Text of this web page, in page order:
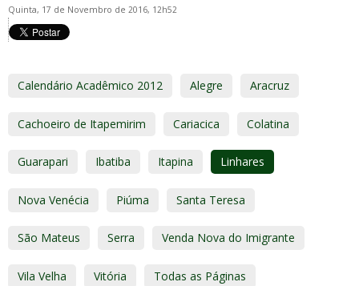
Quinta, 17 de Novembro de 2016, 12h52
Calendário Acadêmico 2012 Alegre Aracruz
Cachoeiro de Itapemirim Cariacica Colatina
Guarapari Ibatiba Itapina Linhares
Nova Venécia Piúma Santa Teresa
São Mateus Serra Venda Nova do Imigrante
Vila Velha Vitória Todas as Páginas